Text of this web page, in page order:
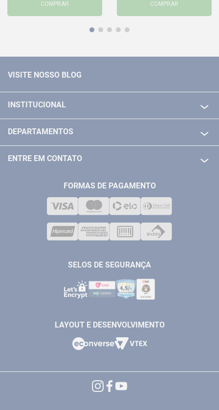
COMPRAR COMPRAR
VISITE NOSSO BLOG
INSTITUCIONAL
POLITICA DE TROCA E DEVOLUÇÃO
DEPARTAMENTOS
COMPRESSORES
ENTRE EM CONTATO
VENDAS ONLINE@ANTFERRAMENTAS.COM.BR
SAC@ANTFERRAMENTAS.COM.BR
FORMAS DE PAGAMENTO
SELOS DE SEGURANÇA
LAYOUT E DESENVOLVIMENTO